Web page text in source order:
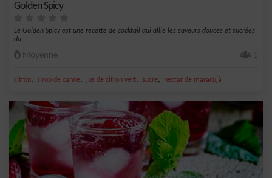
Golden Spicy
Le Golden Spicy est une recette de cocktail qui allie les saveurs douces et sucrées
du...
Moyenne 1
citron, sirop de canne, jus de citron vert, sucre, nectar de maracujà